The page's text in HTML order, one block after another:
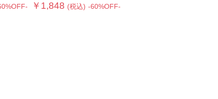
￥1,848 (税込) -60%OFF-